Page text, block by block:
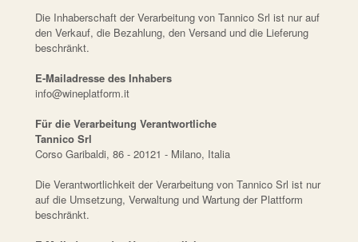
Die Inhaberschaft der Verarbeitung von Tannico Srl ist nur auf
den Verkauf, die Bezahlung, den Versand und die Lieferung
beschränkt.
E-Mailadresse des Inhabers
info@wineplatform.it
Für die Verarbeitung Verantwortliche
Tannico Srl
Corso Garibaldi, 86 - 20121 - Milano, Italia
Die Verantwortlichkeit der Verarbeitung von Tannico Srl ist nur
auf die Umsetzung, Verwaltung und Wartung der Plattform
beschränkt.